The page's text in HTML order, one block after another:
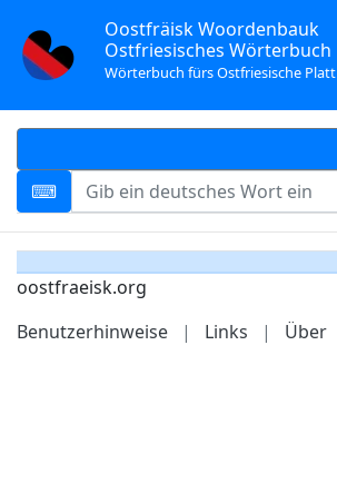
Oostfräisk Woordenbauk
Ostfriesisches Wörterbuch
Wörterbuch fürs Ostfriesische Platt
oostfraeisk.org
Benutzerhinweise
| Links | Über